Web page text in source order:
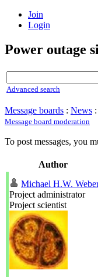
Join
Login
Power outage
Advanced search
Message boards : News
Message board moderation
To post messages, you
Author
Michael H.W.
Project administrator
Project scientist